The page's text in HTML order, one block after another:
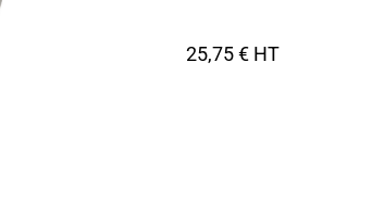
25,75 € HT